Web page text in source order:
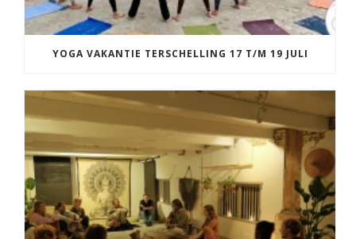
YOGA VAKANTIE TERSCHELLING 17 T/M 19 JULI